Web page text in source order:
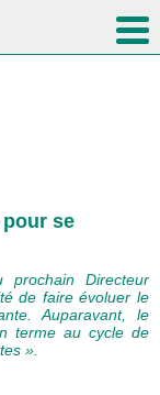
pour se
Directeur
de faire évoluer le
Auparavant, le
terme au cycle de
».